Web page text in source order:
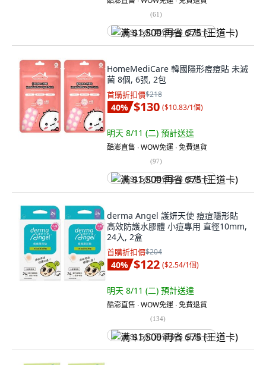
(61)
满 $1,500 再省 $75 (王道卡)
HomeMediCare 韓國隱形痘痘貼 未滅
菌 8個, 6張, 2包
首購折扣價$218
40% $130 ($10.83/1個)
明天 8/11 (二) 預計送達
酷澎直售 ∙ WOW免運 ∙ 免費退貨
(97)
满 $1,500 再省 $75 (王道卡)
derma Angel 護妍天使 痘痘隱形貼
高效防護水膠體 小痘專用 直徑10mm,
24入, 2盒
首購折扣價$204
40% $122 ($2.54/1個)
明天 8/11 (二) 預計送達
酷澎直售 ∙ WOW免運 ∙ 免費退貨
(134)
满 $1,500 再省 $75 (王道卡)